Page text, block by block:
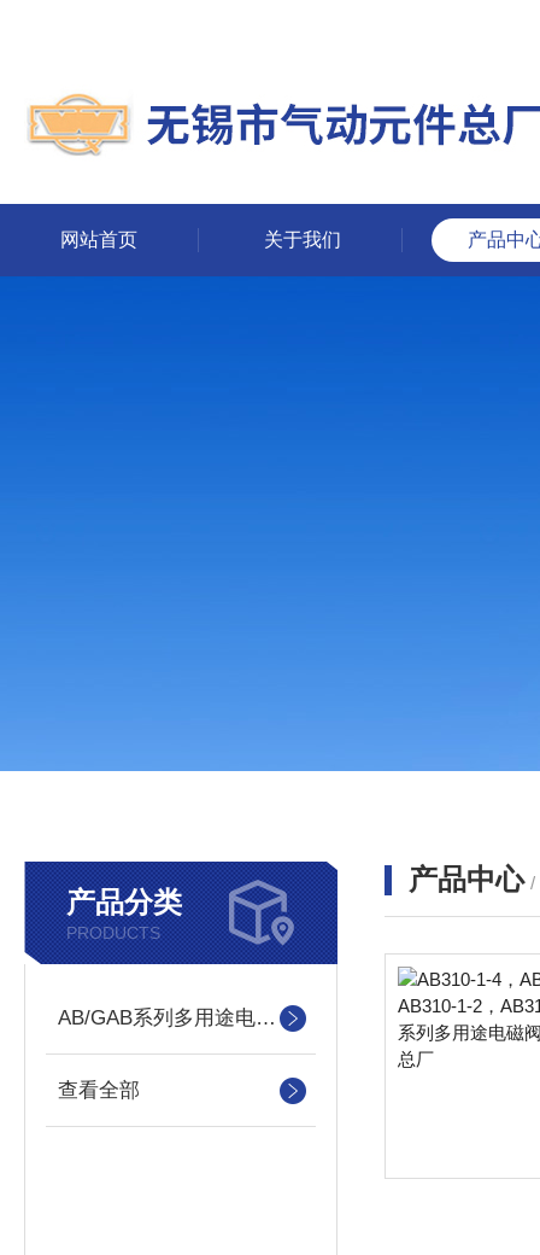
网站首页 关于我们 产品中
产品分类
PRODUCTS
AB/GAB系列多用途电磁阀
查看全部
产品中心 /